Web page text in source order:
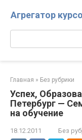
Агрегатор
Главная » Без рубрики
Успех,
Петербург —
на обучение
18.12.2011 Без